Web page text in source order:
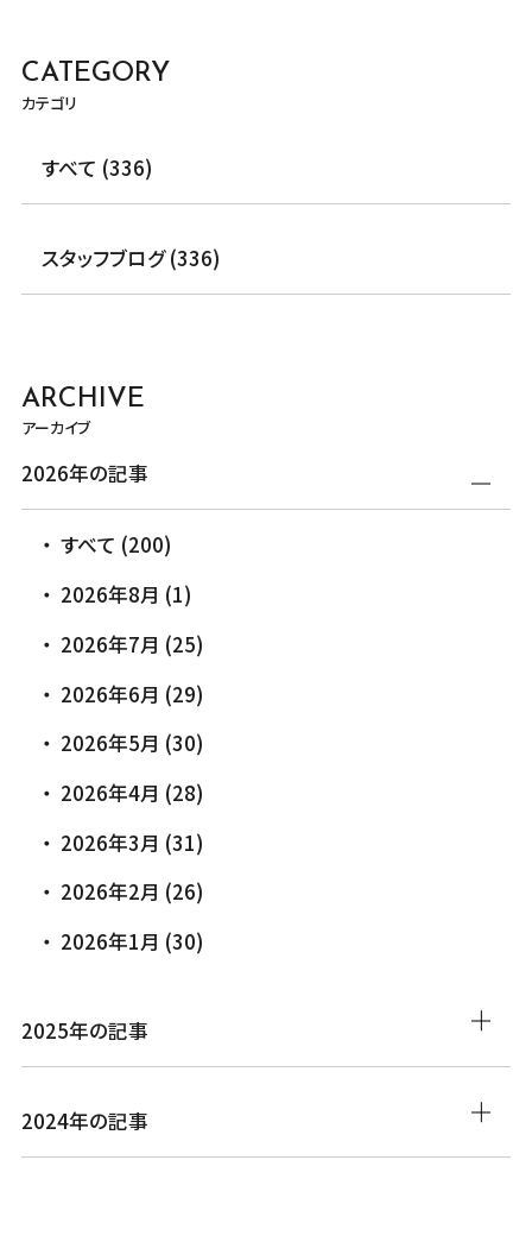
CATEGORY
カテゴリ
すべて (336)
スタッフブログ (336)
ARCHIVE
アーカイブ
2026年の記事
すべて (200)
2026年8月 (1)
2026年7月 (25)
2026年6月 (29)
2026年5月 (30)
2026年4月 (28)
2026年3月 (31)
2026年2月 (26)
2026年1月 (30)
2025年の記事
2024年の記事